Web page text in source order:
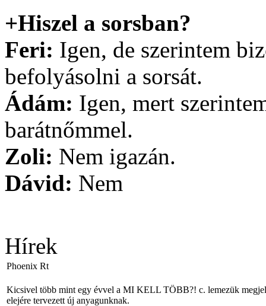
+Hiszel a sorsban?
Feri: Igen, de szerintem
befolyásolni a sorsát.
Ádám: Igen, mert
barátnőmmel.
Zoli: Nem igazán.
Dávid: Nem
Hírek
Phoenix Rt
Kicsivel több mint egy évvel a MI KELL TÖBB?! c. lemezük
elejére tervezett új anyagunknak.